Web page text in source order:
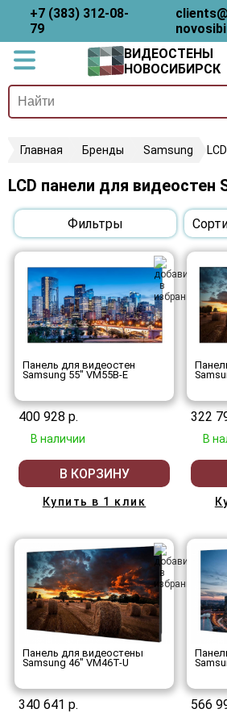
+7 (383) 312-08-
79
ВИДЕОСТЕНЫ
НОВОСИБИРСК
Главная Бренды Samsung
LCD панели для видеостен
Фильтры
Панель для видеостен
Samsung 55" VM55B-E
400 928 р.
В наличии
В КОРЗИНУ
Купить в 1 клик
322
В
Панель для видеостены
Samsung 46" VM46T-U
340 641 р. 566